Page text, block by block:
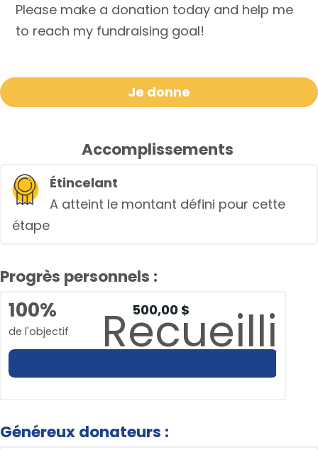
Please make a donation today and help me
to reach my fundraising goal!
Je donne
Accomplissements
Étincelant
A atteint le montant défini pour cette
étape
Progrès personnels :
100%
de l'objectif
500,00 $
Recueilli
Généreux donateurs :